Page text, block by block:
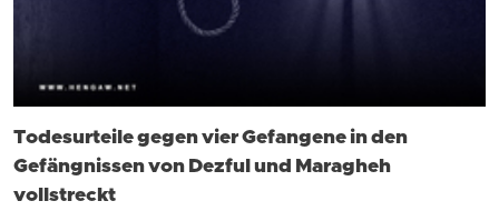
Todesurteile gegen vier Gefangene in den
Gefängnissen von Dezful und Maragheh
vollstreckt